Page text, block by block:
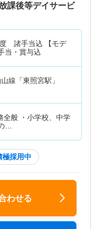
課後等デイサービ
諸手当込 【モデ
・賞与込
山線「東照宮駅」
全般 ・小学校、中学
…
極採用中
わせる